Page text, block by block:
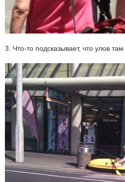
3. Что-то подсказывает, что улов